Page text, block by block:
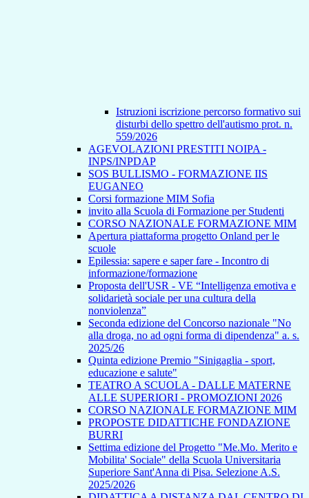
Istruzioni iscrizione percorso formativo sui
disturbi dello spettro dell'autismo prot. n.
559/2026
AGEVOLAZIONI PRESTITI NOIPA -
INPS/INPDAP
SOS BULLISMO - FORMAZIONE IIS
EUGANEO
Corsi formazione MIM Sofia
invito alla Scuola di Formazione per Studenti
CORSO NAZIONALE FORMAZIONE MIM
Apertura piattaforma progetto Onland per le
scuole
Epilessia: sapere e saper fare - Incontro di
informazione/formazione
Proposta dell'USR - VE “Intelligenza emotiva e
solidarietà sociale per una cultura della
nonviolenza”
Seconda edizione del Concorso nazionale "No
alla droga, no ad ogni forma di dipendenza" a. s.
2025/26
Quinta edizione Premio "Sinigaglia - sport,
educazione e salute"
TEATRO A SCUOLA - DALLE MATERNE
ALLE SUPERIORI - PROMOZIONI 2026
CORSO NAZIONALE FORMAZIONE MIM
PROPOSTE DIDATTICHE FONDAZIONE
BURRI
Settima edizione del Progetto "Me.Mo. Merito e
Mobilita' Sociale" della Scuola Universitaria
Superiore Sant'Anna di Pisa. Selezione A.S.
2025/2026